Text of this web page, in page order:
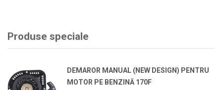
Produse speciale
DEMAROR MANUAL (NEW DESIGN) PENTRU
MOTOR PE BENZINĂ 170F